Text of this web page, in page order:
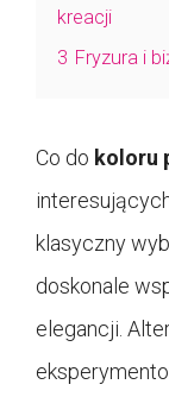
kreacji
3 Fryzura i
Co do koloru
klasyczny
doskonale
elegancji.